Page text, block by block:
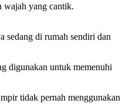
wajah yang cantik.
sedang di rumah sendiri dan
digunakan untuk memenuhi
tidak pernah menggunakan